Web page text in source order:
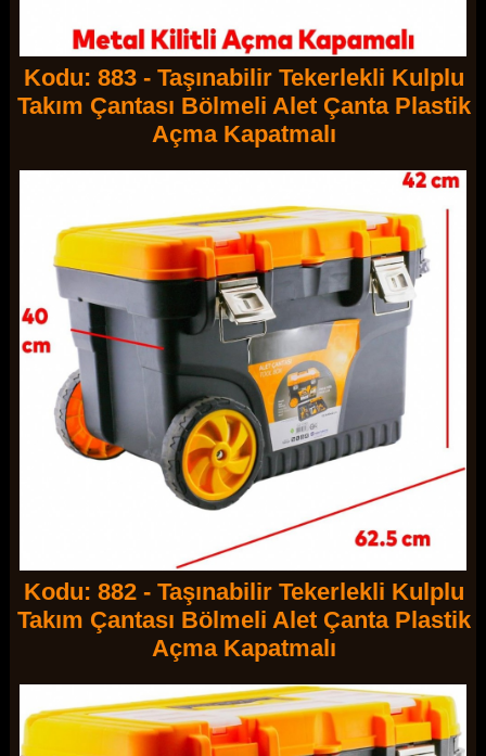
Kodu: 883 - Taşınabilir Tekerlekli Kulplu
Takım Çantası Bölmeli Alet Çanta Plastik
Açma Kapatmalı
Kodu: 882 - Taşınabilir Tekerlekli Kulplu
Takım Çantası Bölmeli Alet Çanta Plastik
Açma Kapatmalı